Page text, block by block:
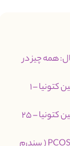
همه چیز در
جلسه مدیریت دیابت با متخصصین کتونیا – 1
جلسه مدیریت دیابت با متخصصین کتونیا – 25